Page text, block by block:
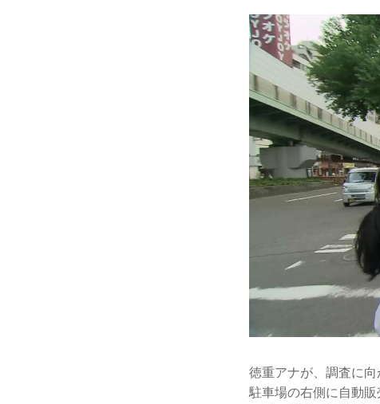
徳重アナが、調査に
駐車場の右側に自動販